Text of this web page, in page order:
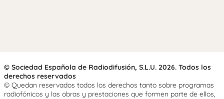
© Sociedad Española de Radiodifusión, S.L.U. 2026. Todos los
derechos reservados
© Quedan reservados todos los derechos tanto sobre programas
radiofónicos y las obras y prestaciones que formen parte de ellos,